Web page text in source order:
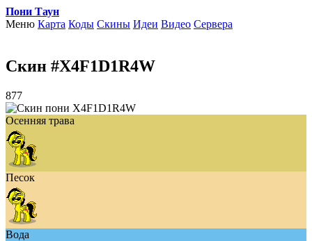
Пони Таун
Меню Карта Коды Скины Идеи Видео Сервера
Скин #X4F1D1R4W
877
Осенняя трава
Песок
Вода